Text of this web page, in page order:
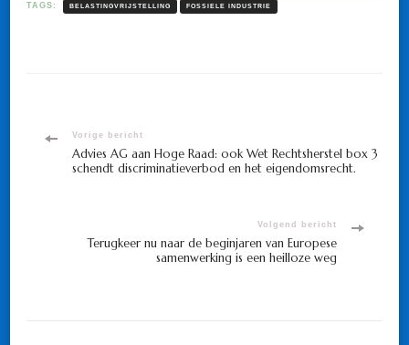
TAGS: BELASTINGVRIJSTELLING FOSSIELE INDUSTRIE
Bericht
navigatie
Vorige bericht
Advies AG aan Hoge Raad: ook Wet Rechtsherstel box 3
schendt discriminatieverbod en het eigendomsrecht.
Volgend bericht
Terugkeer nu naar de beginjaren van Europese
samenwerking is een heilloze weg